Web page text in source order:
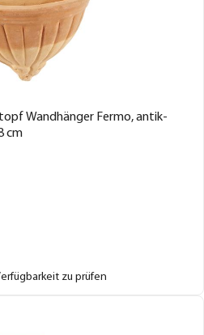
Wandhänger Fermo, antik-
cm
zu prüfen